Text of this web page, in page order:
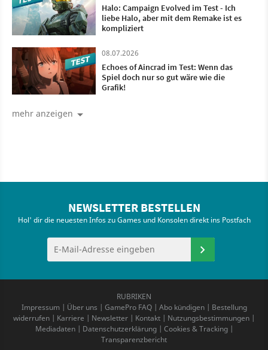
Halo: Campaign Evolved im Test - Ich
liebe Halo, aber mit dem Remake ist es
kompliziert
08.07.2026
Echoes of Aincrad im Test: Wenn das
Spiel doch nur so gut wäre wie die
Grafik!
mehr anzeigen
NEWSLETTER BESTELLEN
Hol' dir die neuesten Infos zu Games und Konsolen direkt ins Postfach
RUBRIKEN
Impressum| Über uns | GamePro FAQ| Abo kündigen| Bestellung
widerrufen | Karriere | Newsletter | Kontakt | Nutzungsbestimmungen |
Mediadaten| Datenschutzerklärung| Cookies & Tracking|
Transparenzbericht